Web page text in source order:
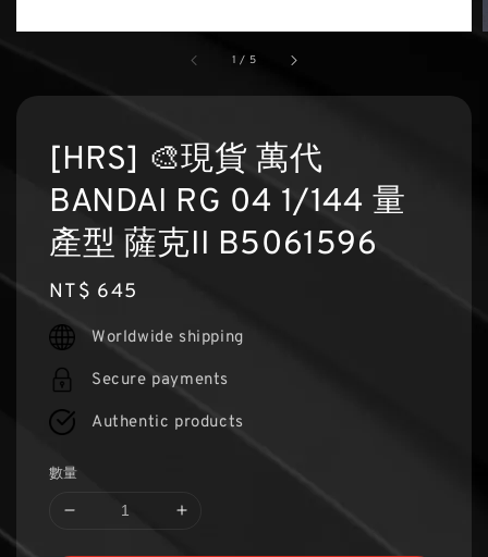
1 / 5
[HRS] 🎨現貨 萬代
BANDAI RG 04 1/144 量
產型 薩克II B5061596
Regular
price
NT$ 645
Worldwide shipping
Secure payments
Authentic products
數量